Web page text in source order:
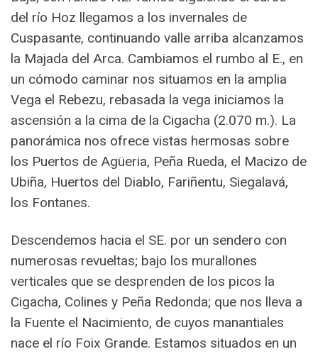
del río Hoz llegamos a los invernales de
Cuspasante, continuando valle arriba alcanzamos
la Majada del Arca. Cambiamos el rumbo al E., en
un cómodo caminar nos situamos en la amplia
Vega el Rebezu, rebasada la vega iniciamos la
ascensión a la cima de la Cigacha (2.070 m.). La
panorámica nos ofrece vistas hermosas sobre
los Puertos de Agüeria, Peña Rueda, el Macizo de
Ubiña, Huertos del Diablo, Fariñentu, Siegalavá,
los Fontanes.
Descendemos hacia el SE. por un sendero con
numerosas revueltas; bajo los murallones
verticales que se desprenden de los picos la
Cigacha, Colines y Peña Redonda; que nos lleva a
la Fuente el Nacimiento, de cuyos manantiales
nace el río Foix Grande. Estamos situados en un